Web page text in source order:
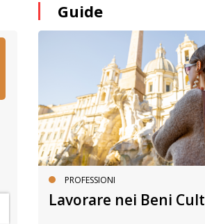
Guide
PROFESSIONI
Lavorare nei Beni